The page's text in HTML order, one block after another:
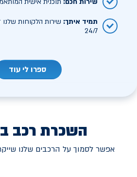
תמיד איתך: שירות הלקוחות שלנו
24/7
ספרו לי עוד
השכרת רכב
אפשר לסמוך על הרכבים שלנו